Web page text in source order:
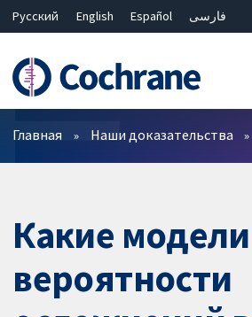
Русский English Español
فارسی
Bahasa Malaysia
ไทย
繁體中文
简体中文
Фильтры
Главная Наши доказательства
Какие модели
вероятности